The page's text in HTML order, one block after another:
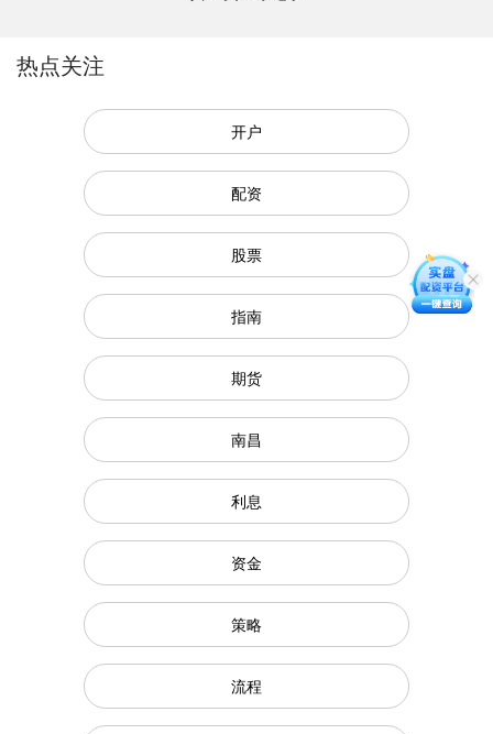
热点关注
开户
配资
股票
指南
期货
南昌
利息
资金
策略
流程